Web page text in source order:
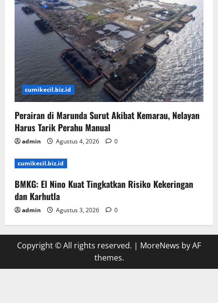
cumikecil.biz.id
Perairan di Marunda Surut Akibat Kemarau, Nelayan
Harus Tarik Perahu Manual
admin Agustus 4, 2026 0
cumikecil.biz.id
BMKG: El Nino Kuat Tingkatkan Risiko Kekeringan
dan Karhutla
admin Agustus 3, 2026 0
Copyright © All rights reserved. | MoreNews by AF
themes.